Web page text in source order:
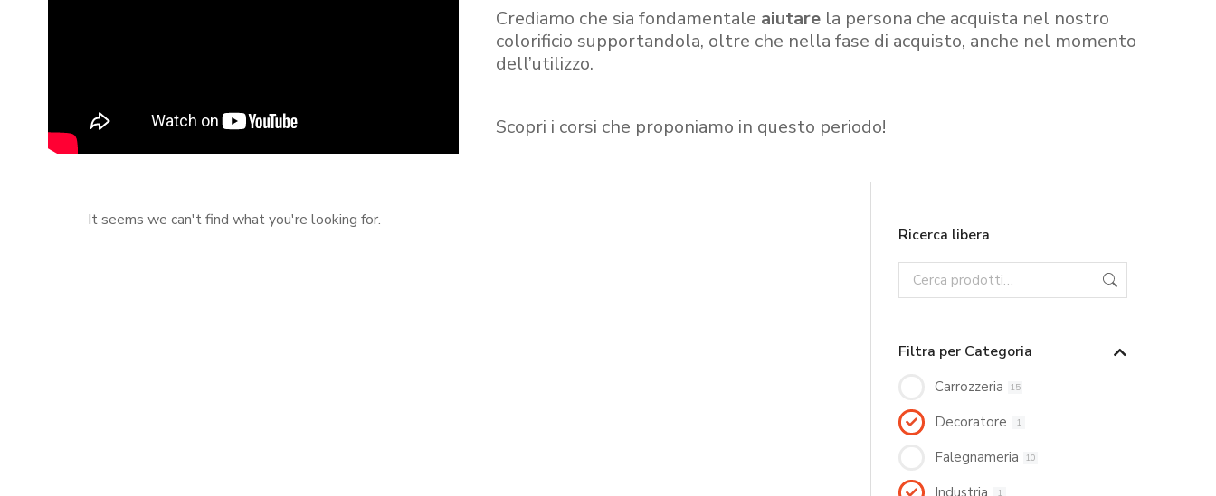
Crediamo che sia fondamentale aiutare la persona che acquista nel nostro
colorificio supportandola, oltre che nella fase di acquisto, anche nel momento
dell’utilizzo.
Scopri i corsi che proponiamo in questo periodo!
It seems we can't find what you're looking for.
Ricerca libera
Filtra per Categoria
Carrozzeria 15
Decoratore 1
Falegnameria 10
1